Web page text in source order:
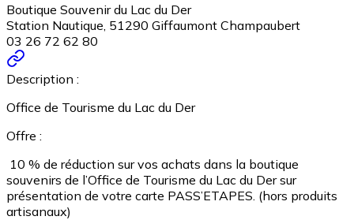
Boutique Souvenir du Lac du Der
Station Nautique, 51290 Giffaumont Champaubert
03 26 72 62 80
Description :
Office de Tourisme du Lac du Der
Offre :
10 % de réduction sur vos achats dans la boutique
souvenirs de l’Office de Tourisme du Lac du Der sur
présentation de votre carte PASS’ETAPES. (hors produits
artisanaux)